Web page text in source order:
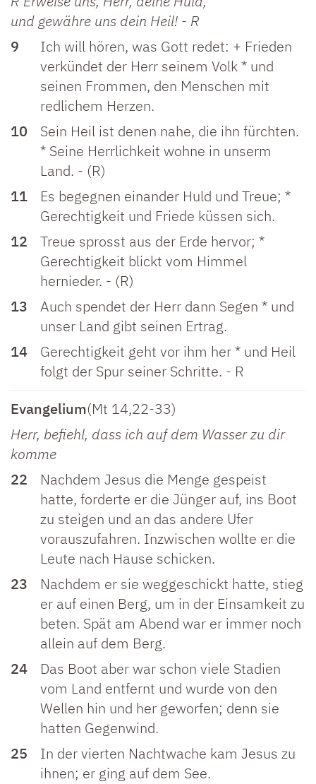
und gewähre uns dein Heil! - R
9
Ich will hören, was Gott redet: + Frieden
verkündet der Herr seinem Volk * und
seinen Frommen, den Menschen mit
redlichem Herzen.
10
Sein Heil ist denen nahe, die ihn fürchten.
* Seine Herrlichkeit wohne in unserm
Land. - (R)
11
Es begegnen einander Huld und Treue; *
Gerechtigkeit und Friede küssen sich.
12
Treue sprosst aus der Erde hervor; *
Gerechtigkeit blickt vom Himmel
hernieder. - (R)
13
Auch spendet der Herr dann Segen * und
unser Land gibt seinen Ertrag.
14
Gerechtigkeit geht vor ihm her * und Heil
folgt der Spur seiner Schritte. - R
Evangelium(Mt 14,22-33)
Herr, befiehl, dass ich auf dem Wasser zu dir
komme
22
Nachdem Jesus die Menge gespeist
hatte, forderte er die Jünger auf, ins Boot
zu steigen und an das andere Ufer
vorauszufahren. Inzwischen wollte er die
Leute nach Hause schicken.
23
Nachdem er sie weggeschickt hatte, stieg
er auf einen Berg, um in der Einsamkeit zu
beten. Spät am Abend war er immer noch
allein auf dem Berg.
24
Das Boot aber war schon viele Stadien
vom Land entfernt und wurde von den
Wellen hin und her geworfen; denn sie
hatten Gegenwind.
25
In der vierten Nachtwache kam Jesus zu
ihnen; er ging auf dem See.